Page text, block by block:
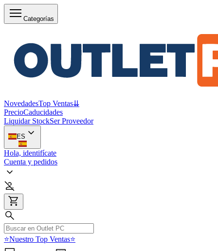
Categorías
NovedadesTop Ventas⇊
PrecioCaducidades
Liquidar StockSer Proveedor
ES
Hola, identifícate
Cuenta y pedidos
⭐Nuestro Top Ventas⭐